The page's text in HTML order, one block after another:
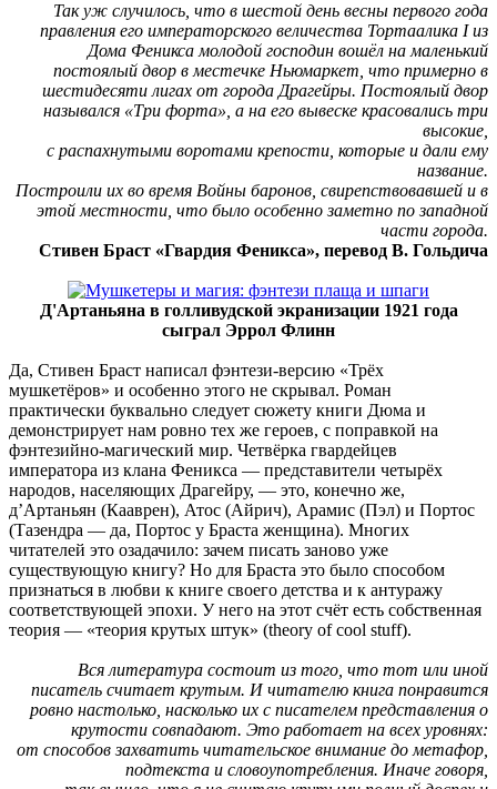
Так уж случилось, что в шестой день весны первого года
правления его императорского величества Тортаалика I из
Дома Феникса молодой господин вошёл на маленький
постоялый двор в местечке Ньюмаркет, что примерно в
шестидесяти лигах от города Драгейры. Постоялый двор
назывался «Три форта», а на его вывеске красовались три
высокие,
с распахнутыми воротами крепости, которые и дали ему
название.
Построили их во время Войны баронов, свирепствовавшей и в
этой местности, что было особенно заметно по западной
части города.
Стивен Браст «Гвардия Феникса», перевод В. Гольдича
Д'Артаньяна в голливудской экранизации 1921 года
сыграл Эррол Флинн
Да, Стивен Браст написал фэнтези-версию «Трёх
мушкетёров» и особенно этого не скрывал. Роман
практически буквально следует сюжету книги Дюма и
демонстрирует нам ровно тех же героев, с поправкой на
фэнтезийно-магический мир. Четвёрка гвардейцев
императора из клана Феникса — представители четырёх
народов, населяющих Драгейру, — это, конечно же,
д’Артаньян (Кааврен), Атос (Айрич), Арамис (Пэл) и Портос
(Тазендра — да, Портос у Браста женщина). Многих
читателей это озадачило: зачем писать заново уже
существующую книгу? Но для Браста это было способом
признаться в любви к книге своего детства и к антуражу
соответствующей эпохи. У него на этот счёт есть собственная
теория — «теория крутых штук» (theory of cool stuff).
Вся литература состоит из того, что тот или иной
писатель считает крутым. И читателю книга понравится
ровно настолько, насколько их с писателем представления о
крутости совпадают. Это работает на всех уровнях:
от способов захватить читательское внимание до метафор,
подтекста и словоупотребления. Иначе говоря,